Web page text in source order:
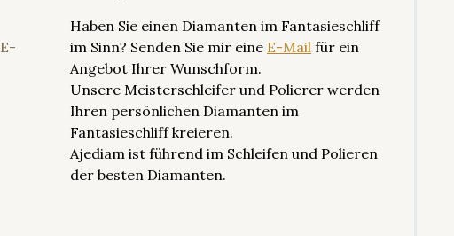
E-
Haben Sie einen Diamanten im Fantasieschliff
im Sinn? Senden Sie mir eine E-Mail für ein
Angebot Ihrer Wunschform.
Unsere Meisterschleifer und Polierer werden
Ihren persönlichen Diamanten im
Fantasieschliff kreieren.
Ajediam ist führend im Schleifen und Polieren
der besten Diamanten.